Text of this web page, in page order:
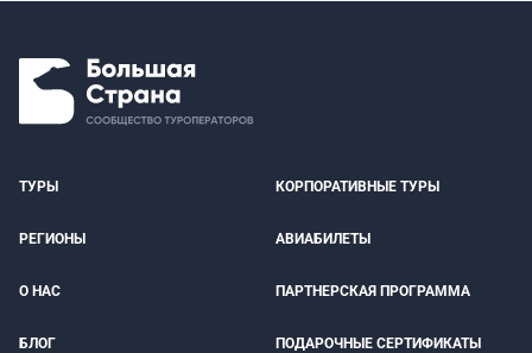
ТУРЫ КОРПОРАТИВНЫЕ ТУРЫ
РЕГИОНЫ АВИАБИЛЕТЫ
О НАС ПАРТНЕРСКАЯ ПРОГРАММА
БЛОГ ПОДАРОЧНЫЕ СЕРТИФИКАТЫ